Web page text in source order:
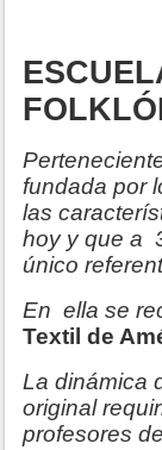
fundada por
las
hoy y que a
único
En ella se
Textil de
La dinámica
original
profesores